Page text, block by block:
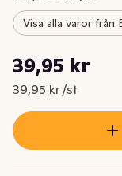
Visa alla varor från
Nuvarande pris är:
39,95 kr
39,95 kr /st
Styckpris: 39,95 kr /